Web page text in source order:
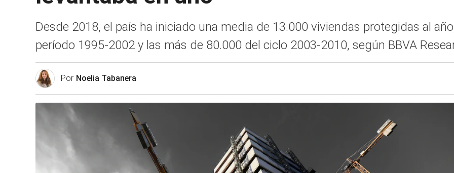
Desde 2018, el país ha iniciado una media de 13.000 viviendas protegidas al
período 1995-2002 y las más de 80.000 del ciclo 2003-2010, según BBVA
Por Noelia Tabanera